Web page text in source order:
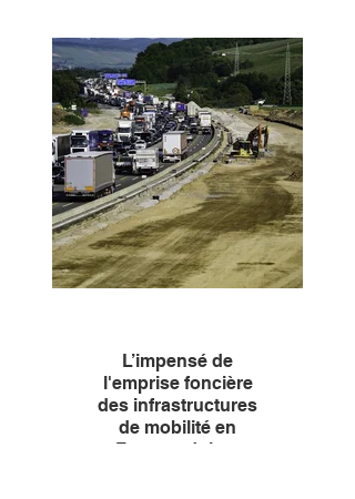
La Chaire Transition foncière a
le plaisir de publier l'appel à
communications scientifiques
pour son prochain colloque :
Penser et mettre en œuvre la
transition foncière : vers un
urbanisme des “sols vivants” ?
Le colloque se tiendra à la Cité
de l'Architecture et du
Patrimoine de Paris, les 3 et 4
décembre 2026.
Il s’articulera autour de quatre
grands axes thématiques, avec
une approche interdisciplinaire
: connaître / prévenir / réparer /
gouverner les sols.
L’impensé de
l'emprise foncière
des infrastructures
de mobilité en
France : éviter,